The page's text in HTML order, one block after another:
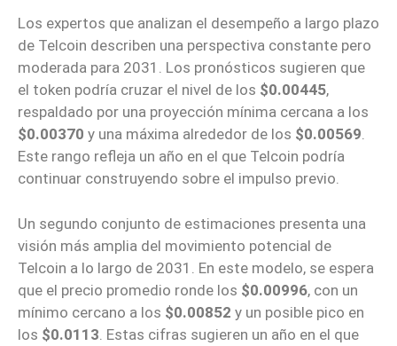
Los expertos que analizan el desempeño a largo plazo
de Telcoin describen una perspectiva constante pero
moderada para 2031. Los pronósticos sugieren que
el token podría cruzar el nivel de los $0.00445,
respaldado por una proyección mínima cercana a los
$0.00370 y una máxima alrededor de los $0.00569.
Este rango refleja un año en el que Telcoin podría
continuar construyendo sobre el impulso previo.
Un segundo conjunto de estimaciones presenta una
visión más amplia del movimiento potencial de
Telcoin a lo largo de 2031. En este modelo, se espera
que el precio promedio ronde los $0.00996, con un
mínimo cercano a los $0.00852 y un posible pico en
los $0.0113 . Estas cifras sugieren un año en el que